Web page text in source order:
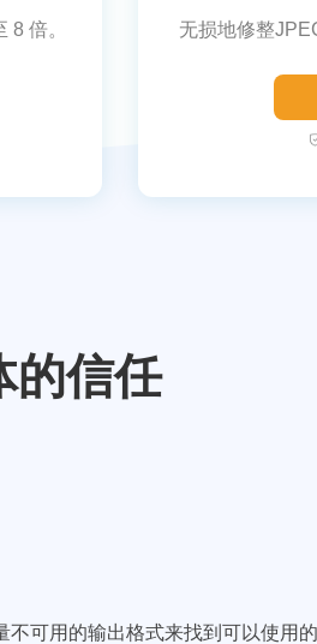
倍。 无损地修整
的信任
可用的输出格式来找到可以使用